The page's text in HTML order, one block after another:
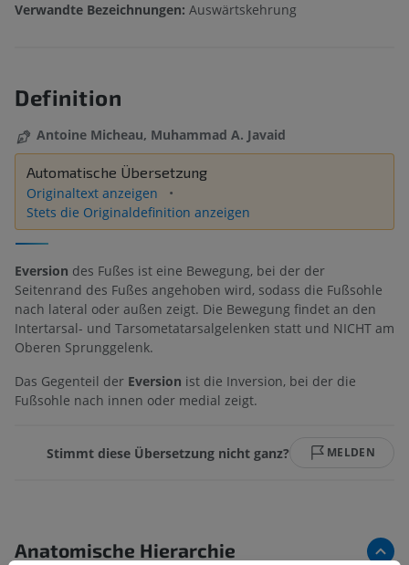
Verwandte Bezeichnungen: Auswärtskehrung
Definition
Antoine Micheau, Muhammad A. Javaid
Automatische Übersetzung
Originaltext anzeigen
Stets die Originaldefinition anzeigen
Eversion des Fußes ist eine Bewegung, bei der der
Seitenrand des Fußes angehoben wird, sodass die Fußsohle
nach lateral oder außen zeigt. Die Bewegung findet an den
Intertarsal- und Tarsometatarsalgelenken statt und NICHT am
Oberen Sprunggelenk.
Das Gegenteil der Eversion ist die Inversion, bei der die
Fußsohle nach innen oder medial zeigt.
Stimmt diese Übersetzung nicht ganz? MELDEN
Anatomische Hierarchie